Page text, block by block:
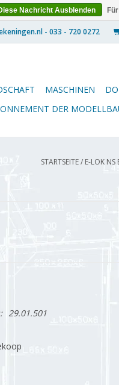
MASCHINEN
DER
STARTSEITE/ E-LOK
29.01.501
Nachricht Ausblenden